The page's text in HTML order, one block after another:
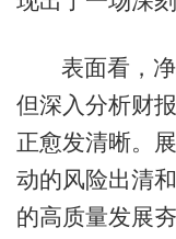
表面看，
但深入分析财
正愈发清晰。
动的风险出清
的高质量发展夯